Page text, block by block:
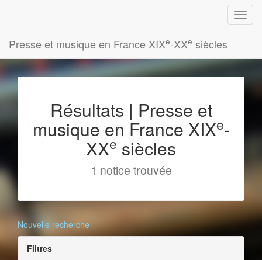
Presse et musique en France XIXe-XXe siècles
Résultats | Presse et
musique en France XIXe-
XXe siècles
1 notice trouvée
Nouvelle recherche
Filtres